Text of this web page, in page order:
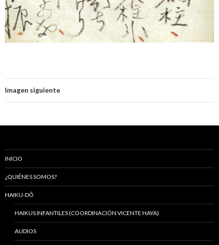
Imagen siguiente
INICIO
¿QUIÉNES SOMOS?
HAIKU-DÔ
HAIKUS INFANTILES (COORDINACIÓN VICENTE HAYA)
AUDIOS